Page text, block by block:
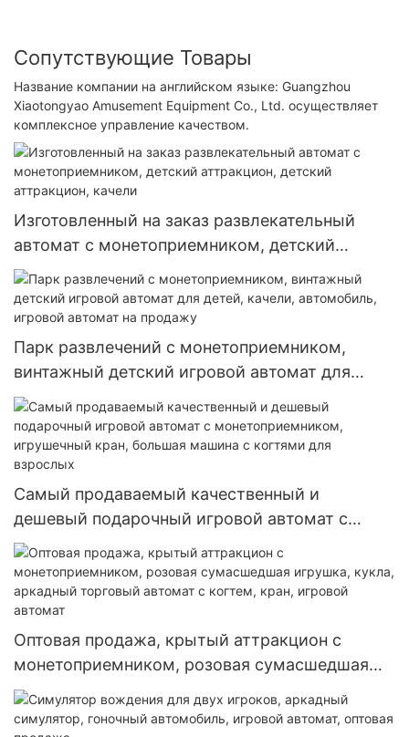
Сопутствующие Товары
Название компании на английском языке: Guangzhou
Xiaotongyao Amusement Equipment Co., Ltd. осуществляет
комплексное управление качеством.
Изготовленный на заказ развлекательный
автомат с монетоприемником, детский
аттракцион, детский аттракцион, качели
Парк развлечений с монетоприемником,
винтажный детский игровой автомат для
детей, качели, автомобиль, игровой автомат
на продажу
Самый продаваемый качественный и
дешевый подарочный игровой автомат с
монетоприемником, игрушечный кран,
большая машина с когтями для взрослых
Оптовая продажа, крытый аттракцион с
монетоприемником, розовая сумасшедшая
игрушка, кукла, аркадный торговый автомат с
когтем, кран, игровой автомат